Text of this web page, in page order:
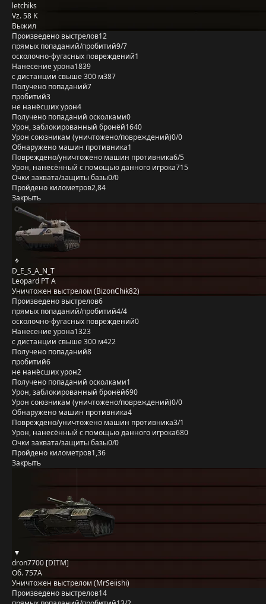
letchiks
Vz. 58 K
Выжил
Произведено выстрелов12
прямых попаданий/пробитий9/7
осколочно-фугасных повреждений1
Нанесение урона1839
с дистанции свыше 300 м387
Получено попаданий7
пробитий3
не нанёсших урон4
Получено попаданий осколками0
Урон, заблокированный бронёй1640
Урон союзникам (уничтожено/повреждений)0/0
Обнаружено машин противника1
Повреждено/уничтожено машин противника6/5
Урон, нанесённый с помощью данного игрока715
Очки захвата/защиты базы0/0
Пройдено километров2,84
Закрыть
D_E_S_A_N_T
Leopard PT A
Уничтожен выстрелом (BizonChik82)
Произведено выстрелов6
прямых попаданий/пробитий4/4
осколочно-фугасных повреждений0
Нанесение урона1323
с дистанции свыше 300 м422
Получено попаданий8
пробитий6
не нанёсших урон2
Получено попаданий осколками1
Урон, заблокированный бронёй690
Урон союзникам (уничтожено/повреждений)0/0
Обнаружено машин противника4
Повреждено/уничтожено машин противника3/1
Урон, нанесённый с помощью данного игрока680
Очки захвата/защиты базы0/0
Пройдено километров1,36
Закрыть
dron7700 [DITM]
Об. 757А
Уничтожен выстрелом (MrSeiishi)
Произведено выстрелов14